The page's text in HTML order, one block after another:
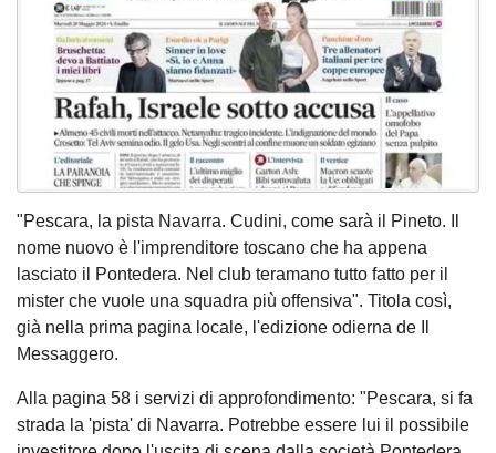
"Pescara, la pista Navarra. Cudini, come sarà il Pineto. Il
nome nuovo è l'imprenditore toscano che ha appena
lasciato il Pontedera. Nel club teramano tutto fatto per il
mister che vuole una squadra più offensiva". Titola così,
già nella prima pagina locale, l'edizione odierna de Il
Messaggero.
Alla pagina 58 i servizi di approfondimento: "Pescara, si fa
strada la 'pista' di Navarra. Potrebbe essere lui il possibile